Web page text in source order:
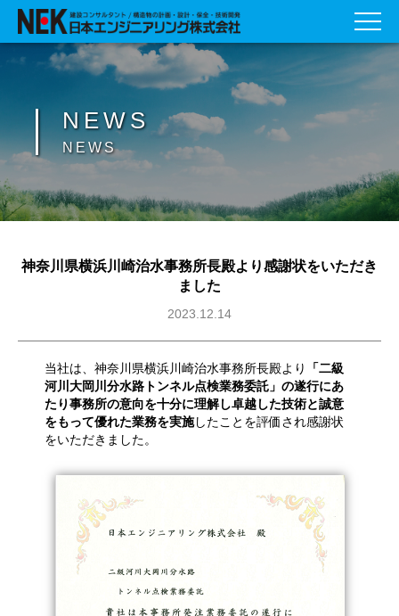
NEWS
NEWS
神奈川県横浜川崎治水事務所長殿より感謝状をいただき
ました
2023.12.14
当社は、神奈川県横浜川崎治水事務所長殿より
「二級
河川大岡川分水路トンネル点検業務委託」の遂行にあ
たり事務所の意向を十分に理解し卓越した技術と誠意
をもって優れた業務を実施したことを評価され感謝状
をいただきました。